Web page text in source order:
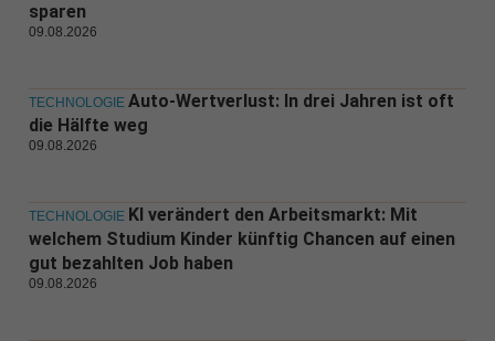
sparen
09.08.2026
TECHNOLOGIE Auto-Wertverlust: In drei Jahren ist oft
die Hälfte weg
09.08.2026
TECHNOLOGIE KI verändert den Arbeitsmarkt: Mit
welchem Studium Kinder künftig Chancen auf einen
gut bezahlten Job haben
09.08.2026